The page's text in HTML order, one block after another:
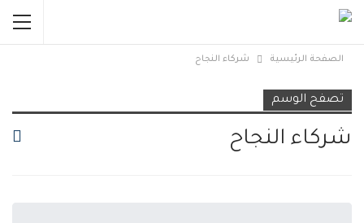
الصفحة الرئيسية شركاء النجاح
تصفح الوسم
شركاء النجاح